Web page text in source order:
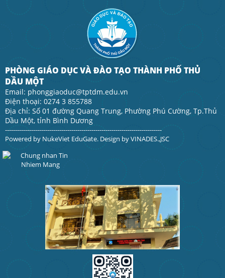
PHÒNG GIÁO DỤC VÀ ĐÀO TẠO THÀNH PHỐ THỦ
DẦU MỘT
Email: phonggiaoduc@tptdm.edu.vn
Điện thoại: 0274 3 855788
Địa chỉ: Số 01 đường Quang Trung, Phường Phú Cường, Tp.Thủ
Dầu Một, tỉnh Bình Dương
------------------------------------------------------------------------------
Powered by NukeViet EduGate. Design byVINADES.,JSC